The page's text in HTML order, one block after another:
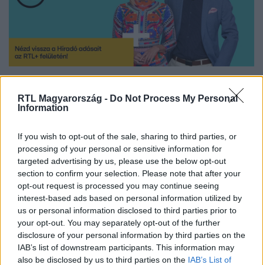
RTL Magyarország - Do Not Process My Personal
Information
If you wish to opt-out of the sale, sharing to third parties, or
processing of your personal or sensitive information for
targeted advertising by us, please use the below opt-out
section to confirm your selection. Please note that after your
opt-out request is processed you may continue seeing
interest-based ads based on personal information utilized by
us or personal information disclosed to third parties prior to
your opt-out. You may separately opt-out of the further
disclosure of your personal information by third parties on the
IAB’s list of downstream participants. This information may
also be disclosed by us to third parties on the IAB’s List of
Itt állítsd be, hogy az RTL.hu az elsők között
legyen a Google-találatokban!